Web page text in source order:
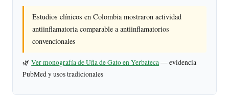
Estudios clínicos en Colombia mostraron actividad
antiinflamatoria comparable a antiinflamatorios
convencionales
🌿Ver monografía de Uña de Gato en Yerbateca— evidencia
PubMed y usos tradicionales